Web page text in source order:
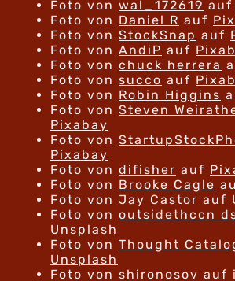
Foto von wal_172619 auf
Foto von Daniel R auf
Foto von StockSnap auf
Foto von AndiP auf
Foto von chuck herrera
Foto von succo auf
Foto von Robin Higgins
Foto von Steven
Pixabay
Foto von
Pixabay
Foto von difisher auf
Foto von Brooke Cagle
Foto von Jay Castor auf
Foto von outsidethccn
Unsplash
Foto von Thought
Unsplash
Foto von shironosov auf